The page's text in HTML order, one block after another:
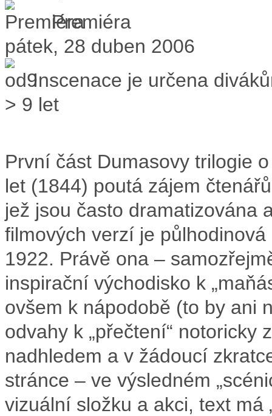
Premiéra
pátek, 28 duben 2006
Inscenace je určena
> 9 let
První část Dumasovy trilogie
let (1844) poutá zájem
jež jsou často dramatizována
filmových verzí je
1922. Právě ona –
inspirační východisko k
ovšem k nápodobě (to by ani
odvahy k „přečtení“ notoricky
nadhledem a v žádoucí
stránce – ve výsledném
vizuální složku a akci, text má